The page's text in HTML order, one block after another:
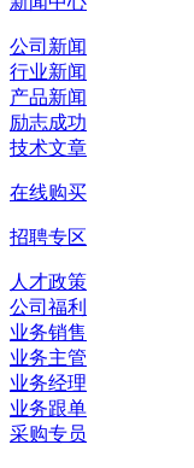
公司新闻
行业新闻
产品新闻
励志成功
技术文章
在线购买
招聘专区
人才政策
公司福利
业务销售
业务主管
业务经理
业务跟单
采购专员